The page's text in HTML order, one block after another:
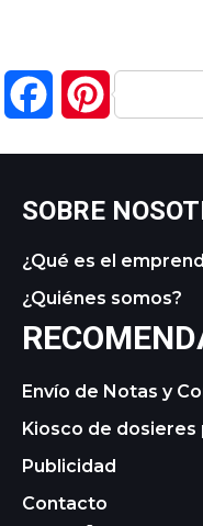
FacebookPinterest
SOBRE
¿Qué es el
¿Quiénes somos?
Envío de Notas y
Kiosco de
Publicidad
Contacto